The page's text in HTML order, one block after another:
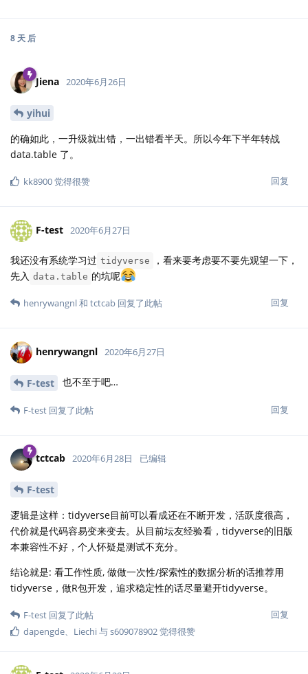
8 天 后
Jiena 2020年6月26日
yihui
的确如此，一升级就出错，一出错看半天。所以今年下半年转战
data.table 了。
回复
kk8900觉得很赞
F-test 2020年6月27日
我还没有系统学习过 tidyverse
，看来要考虑要不要先观望一下，
先入 data.table 的坑呢
回复
henrywangnl和 tctcab 回复了此帖
henrywangnl 2020年6月27日
F-test 也不至于吧…
回复
F-test 回复了此帖
tctcab 2020年6月28日 已编辑
F-test
逻辑是这样：tidyverse目前可以看成还在不断开发，活跃度很高，
代价就是代码容易变来变去。从目前坛友经验看，tidyverse的旧版
本兼容性不好，个人怀疑是测试不充分。
结论就是: 看工作性质, 做做一次性/探索性的数据分析的话推荐用
tidyverse，做R包开发，追求稳定性的话尽量避开tidyverse。
回复
F-test 回复了此帖
dapengde、 Liechi与s609078902觉得很赞